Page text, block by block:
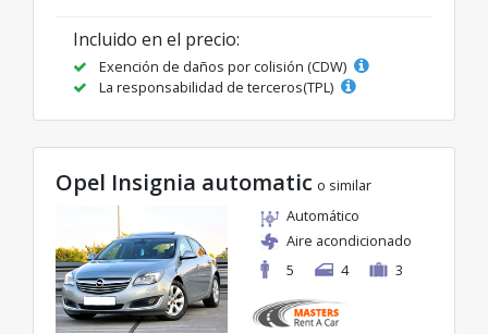
Incluido en el precio:
Exención de daños por colisión (CDW)
La responsabilidad de terceros(TPL)
Opel Insignia automatic o similar
Automático
Aire acondicionado
5
4 3